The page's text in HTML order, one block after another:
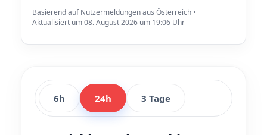
Basierend auf Nutzermeldungen aus Österreich •
Aktualisiert um 08. August 2026 um 19:06 Uhr
6h 24h 3 Tage